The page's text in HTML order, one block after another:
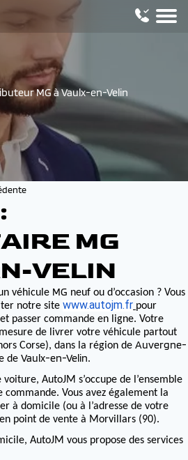
MG à Vaulx-en-Velin
MG
VELIN
véhicule MG neuf ou d’occasion ? Vous
notre site www.autojm.fr pour
passer commande en ligne. Votre
de livrer votre véhicule partout
Corse), dans la région de Auvergne-
de Vaulx-en-Velin.
AutoJM s’occupe de l’ensemble
commande. Vous avez également la
à domicile (ou à l’adresse de votre
point de vente à Morvillars (90).
AutoJM vous propose des services